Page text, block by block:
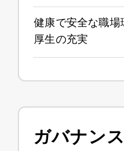
健康で安全な職場
厚生の充実
ガバナンス